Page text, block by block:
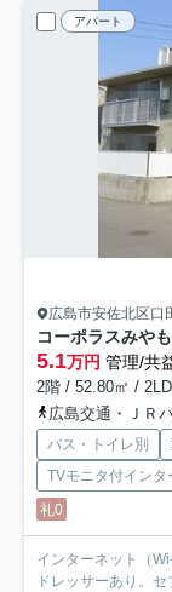
アパート
広島市安佐北区口
コーポラスみや
5.1万円 管理/共
2階 / 52.80㎡ /
広島交通・ＪＲバス
バス・トイレ別
TVモニタ付インタ
礼0
インターネット（
ドレッサーあり。